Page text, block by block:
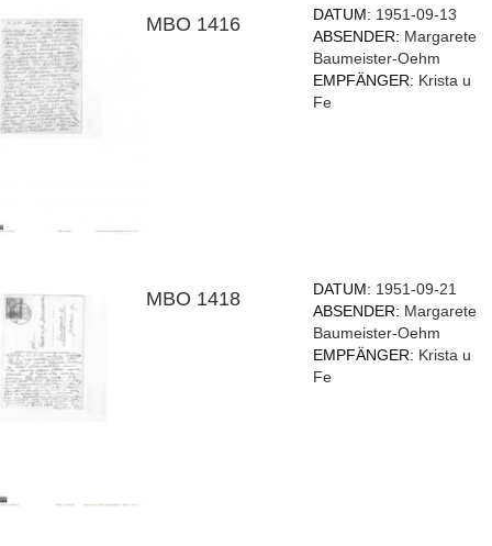
MBO 1416 DATUM: 1951-09-13
ABSENDER: Margarete
Baumeister-Oehm
EMPFÄNGER: Krista u
Fe
MBO 1418 DATUM: 1951-09-21
ABSENDER: Margarete
Baumeister-Oehm
EMPFÄNGER: Krista u
Fe